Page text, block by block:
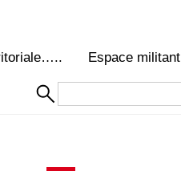
Espace militant